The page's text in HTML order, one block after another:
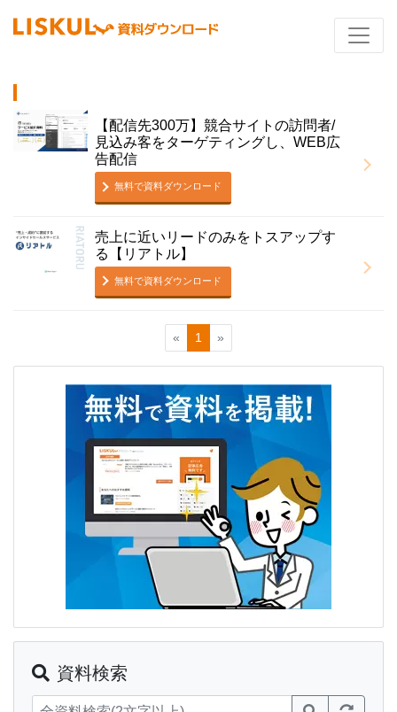
【配信先300万】競合サイトの訪問者/
見込み客をターゲティングし、WEB広
告配信
無料で資料ダウンロード
売上に近いリードのみをトスアップす
る【リアトル】
無料で資料ダウンロード
« 1 »
資料検索